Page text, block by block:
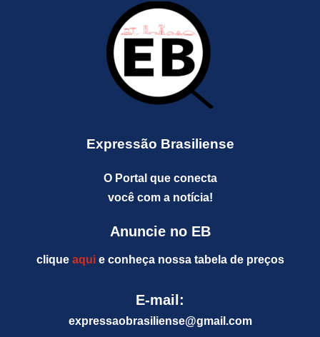
Expressão Brasiliense
O Portal que conecta
você com a notícia!
Anuncie no EB
clique aquie conheça nossa tabela de preços
E-mail:
expressaobrasiliense@gmail.com